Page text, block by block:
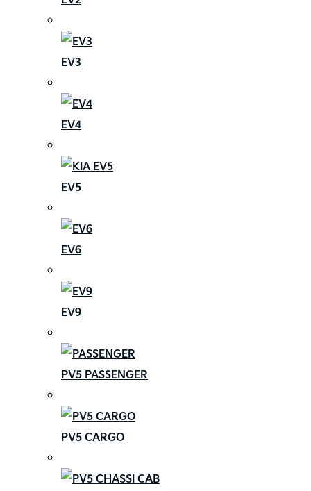
EV3
EV4
EV5
EV6
EV9
PV5 PASSENGER
PV5 CARGO